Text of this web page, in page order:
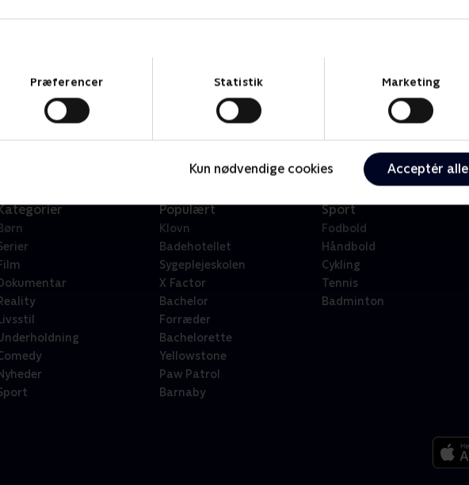
Præferencer Statistik Marketing
Kun nødvendige cookies Acceptér alle
Star Wars: Visions Presents - The Ninth Jedi
Serier • 1 sæsoner
LEGO filmen 2
2019 • Film • 1 t. 47 min
Børn
Film
Dokumentar
Reality
Livsstil
Nyheder
Populært
Klovn
Badehotellet
Sygeplejeskolen
X Factor
Bachelor
Forræder
Bachelorette
Yellowstone
Paw Patrol
Barnaby
Sport
Fodbold
Håndbold
Cykling
Tennis
Badminton